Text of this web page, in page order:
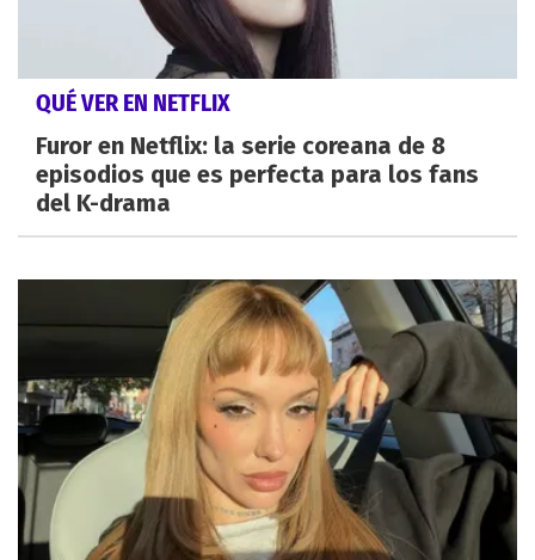
QUÉ VER EN NETFLIX
Furor en Netflix: la serie coreana de 8
episodios que es perfecta para los fans
del K-drama